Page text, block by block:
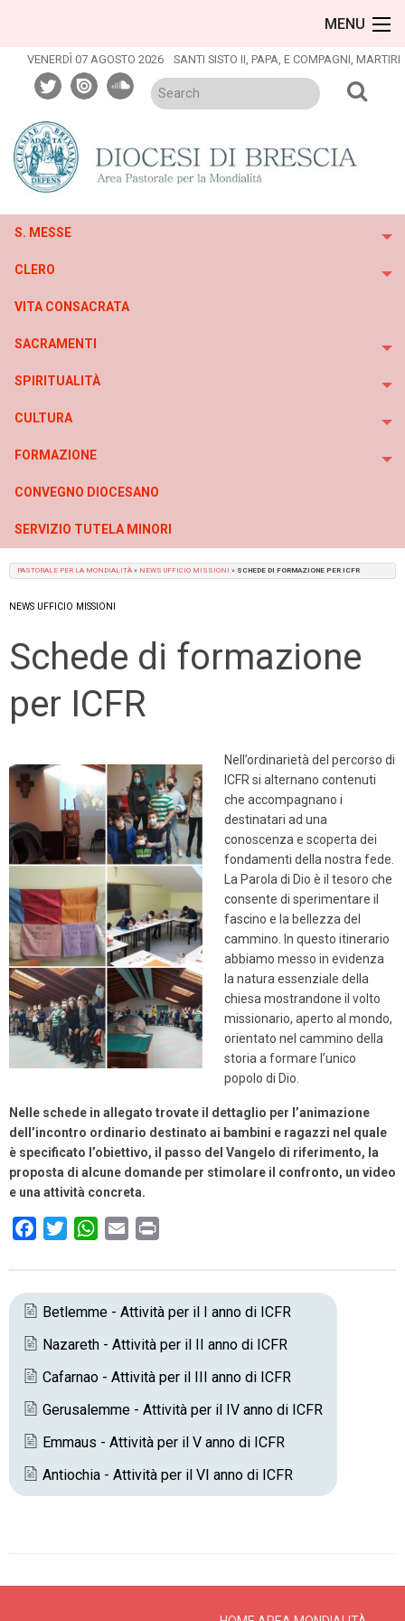
content
MENU
VENERDÌ 07 AGOSTO 2026 SANTI SISTO II, PAPA, E COMPAGNI, MARTIRI
twitterissuusoundcloud
S. MESSE
CLERO
VITA CONSACRATA
SACRAMENTI
SPIRITUALITÀ
CULTURA
FORMAZIONE
CONVEGNO DIOCESANO
SERVIZIO TUTELA MINORI
PASTORALE PER LA MONDIALITÀ » NEWS UFFICIO MISSIONI » SCHEDE DI FORMAZIONE PER ICFR
NEWS UFFICIO MISSIONI
Schede di formazione
per ICFR
Nell’ordinarietà del percorso di
ICFR si alternano contenuti
che accompagnano i
destinatari ad una
conoscenza e scoperta dei
fondamenti della nostra fede.
La Parola di Dio è il tesoro che
consente di sperimentare il
fascino e la bellezza del
cammino. In questo itinerario
abbiamo messo in evidenza
la natura essenziale della
chiesa mostrandone il volto
missionario, aperto al mondo,
orientato nel cammino della
storia a formare l’unico
popolo di Dio.
Nelle schede in allegato trovate il dettaglio per l’animazione
dell’incontro ordinario destinato ai bambini e ragazzi nel quale
è specificato l’obiettivo, il passo del Vangelo di riferimento, la
proposta di alcune domande per stimolare il confronto, un video
e una attività concreta.
c
e
b
o
o
i
t
t
e
W
a
t
s
A
a
i
l
i
n
t
Betlemme - Attività per il I anno di ICFR
Nazareth - Attività per il II anno di ICFR
Cafarnao - Attività per il III anno di ICFR
Gerusalemme - Attività per il IV anno di ICFR
Emmaus - Attività per il V anno di ICFR
Antiochia - Attività per il VI anno di ICFR